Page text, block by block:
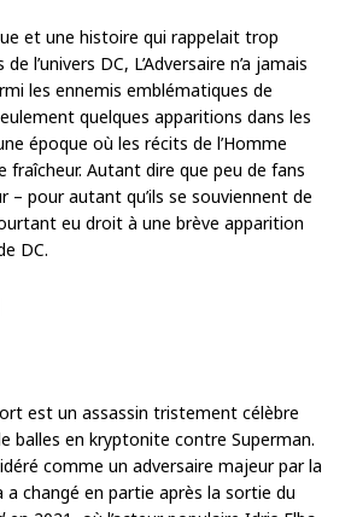
et une histoire qui rappelait trop
l’univers DC, L’Adversaire n’a jamais
les ennemis emblématiques de
quelques apparitions dans les
époque où les récits de l’Homme
fraîcheur. Autant dire que peu de fans
pour autant qu’ils se souviennent de
eu droit à une brève apparition
DC.
est un assassin tristement célèbre
balles en kryptonite contre Superman.
comme un adversaire majeur par la
a changé en partie après la sortie du